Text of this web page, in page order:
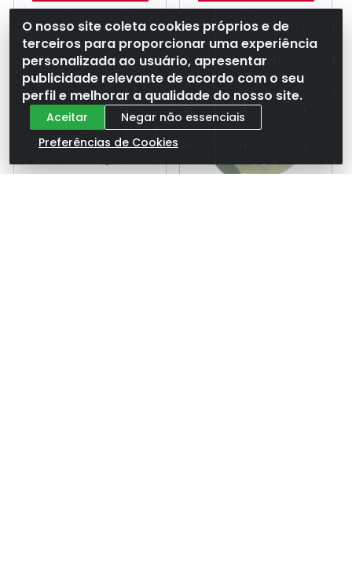
O nosso site coleta cookies próprios e de
terceiros para proporcionar uma experiência
personalizada ao usuário, apresentar
publicidade relevante de acordo com o seu
perfil e melhorar a qualidade do nosso site.
Aceitar
Negar não essenciais
Preferências de Cookies